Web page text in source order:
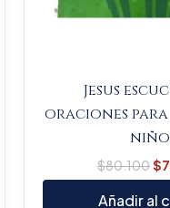
Jesus
oraciones
$80.100$
Añadir al